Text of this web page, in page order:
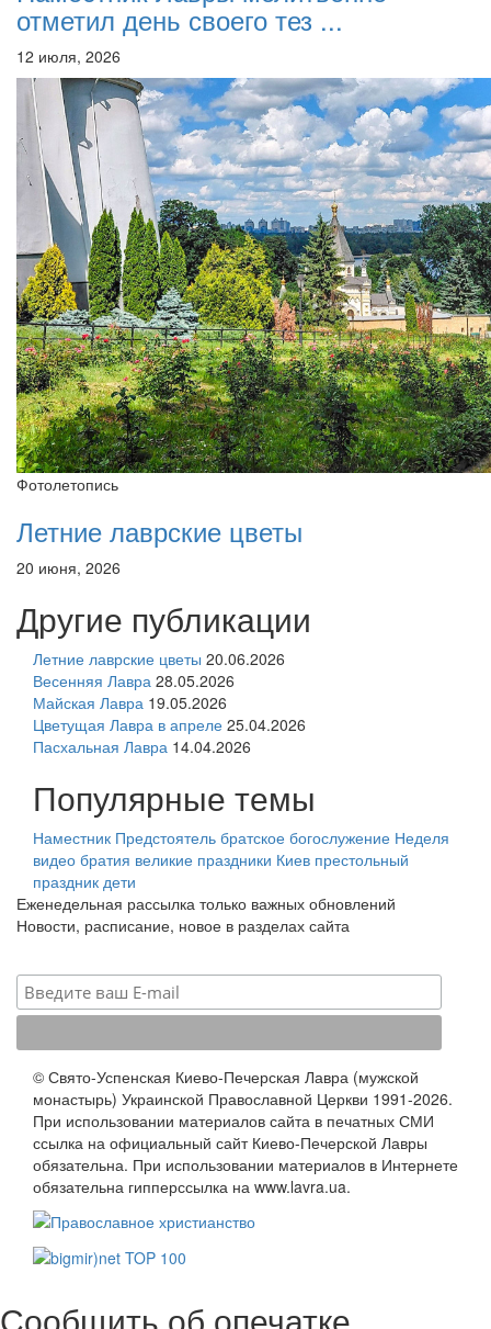
отметил день своего тез ...
12 июля, 2026
Фотолетопись
Летние лаврские цветы
20 июня, 2026
Другие публикации
Летние лаврские цветы 20.06.2026
Весенняя Лавра 28.05.2026
Майская Лавра 19.05.2026
Цветущая Лавра в апреле 25.04.2026
Пасхальная Лавра 14.04.2026
Популярные темы
Наместник Предстоятель братское богослужение Неделя
видео братия великие праздники Киев престольный
праздник дети
Еженедельная рассылка только важных обновлений
Новости, расписание, новое в разделах сайта
© Свято-Успенская Киево-Печерская Лавра (мужской
монастырь) Украинской Православной Церкви 1991-2026.
При использовании материалов сайта в печатных СМИ
ссылка на официальный сайт Киево-Печерской Лавры
обязательна. При использовании материалов в Интернете
обязательна гипперссылка на www.lavra.ua.
Сообщить об опечатке